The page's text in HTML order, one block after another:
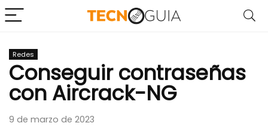
Redes
Conseguir contraseñas
con Aircrack-NG
9 de marzo de 2023